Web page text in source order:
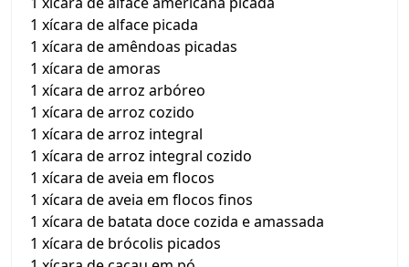
1 xícara de alface picada
1 xícara de amêndoas picadas
1 xícara de amoras
1 xícara de arroz arbóreo
1 xícara de arroz cozido
1 xícara de arroz integral
1 xícara de arroz integral cozido
1 xícara de aveia em flocos
1 xícara de aveia em flocos finos
1 xícara de batata doce cozida e amassada
1 xícara de brócolis picados